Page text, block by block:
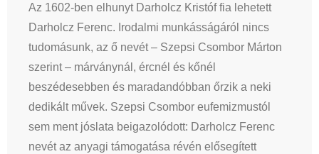
Az 1602-ben elhunyt Darholcz Kristóf fia lehetett
Darholcz Ferenc. Irodalmi munkásságáról nincs
tudomásunk, az ő nevét – Szepsi Csombor Márton
szerint – márványnál, ércnél és kőnél
beszédesebben és maradandóbban őrzik a neki
dedikált művek. Szepsi Csombor eufemizmustól
sem ment jóslata beigazolódott: Darholcz Ferenc
nevét az anyagi támogatása révén elősegített